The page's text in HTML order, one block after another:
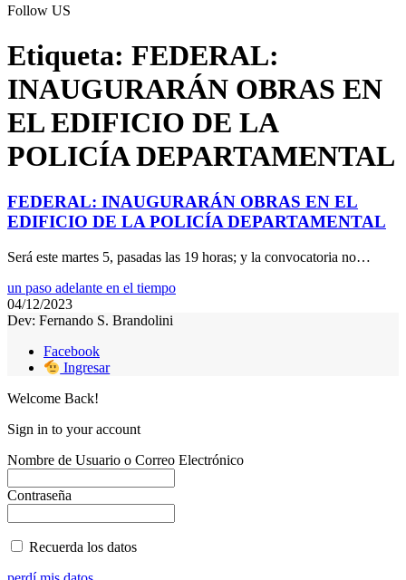
Follow US
Etiqueta: FEDERAL:
INAUGURARÁN OBRAS EN
EL EDIFICIO DE LA
POLICÍA DEPARTAMENTAL
FEDERAL: INAUGURARÁN OBRAS EN EL
EDIFICIO DE LA POLICÍA DEPARTAMENTAL
Será este martes 5, pasadas las 19 horas; y la convocatoria no…
un paso adelante en el tiempo
04/12/2023
Dev: Fernando S. Brandolini
Facebook
Ingresar
Welcome Back!
Sign in to your account
Nombre de Usuario o Correo Electrónico
Contraseña
Recuerda los datos